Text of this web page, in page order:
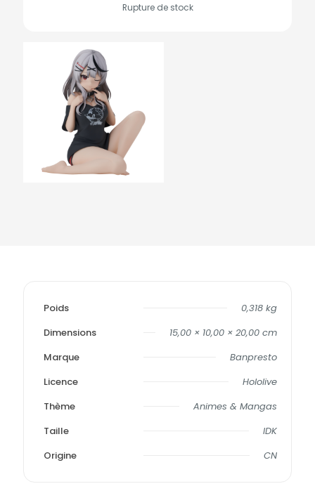
Rupture de stock
Poids
0,318 kg
Dimensions
15,00 × 10,00 × 20,00 cm
Marque
Banpresto
Licence
Hololive
Thème
Animes & Mangas
Taille
IDK
Origine
CN